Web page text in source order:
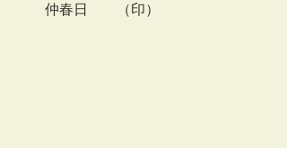
仲春日　　（印）